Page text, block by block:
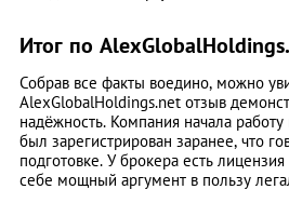
Итог по
Собрав все факты воедино, можно
AlexGlobalHoldings.net отзыв
надёжность. Компания начала
был зарегистрирован заранее, что
подготовке. У брокера есть
себе мощный аргумент в пользу